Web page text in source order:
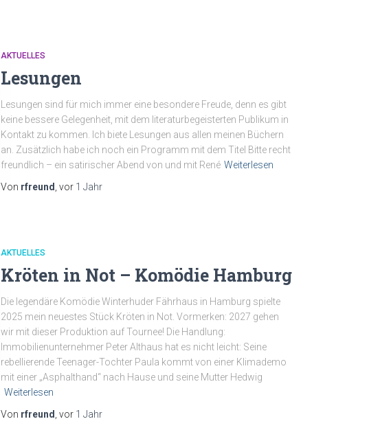
AKTUELLES
Lesungen
Lesungen sind für mich immer eine besondere Freude, denn es gibt
keine bessere Gelegenheit, mit dem literaturbegeisterten Publikum in
Kontakt zu kommen. Ich biete Lesungen aus allen meinen Büchern
an. Zusätzlich habe ich noch ein Programm mit dem Titel Bitte recht
freundlich – ein satirischer Abend von und mit René Weiterlesen
Von rfreund , vor 1 Jahr
AKTUELLES
Kröten in Not – Komödie Hamburg
Die legendäre Komödie Winterhuder Fährhaus in Hamburg spielte
2025 mein neuestes Stück Kröten in Not. Vormerken: 2027 gehen
wir mit dieser Produktion auf Tournee! Die Handlung:
Immobilienunternehmer Peter Althaus hat es nicht leicht: Seine
rebellierende Teenager-Tochter Paula kommt von einer Klimademo
mit einer „Asphalthand“ nach Hause und seine Mutter Hedwig
Weiterlesen
Von rfreund , vor 1 Jahr